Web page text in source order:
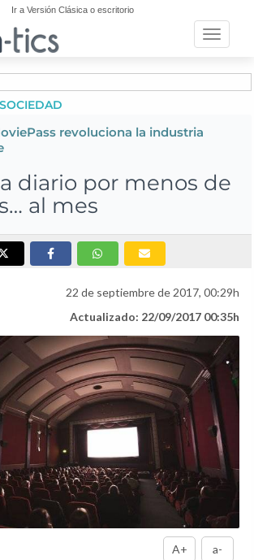
Ir a Versión Clásica o escritorio
Toggle
revoluciona la industria
diario por menos de
al mes
22 de septiembre de 2017, 00:29h
Actualizado: 22/09/2017 00:35h
A+ a-